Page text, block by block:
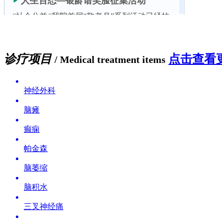
诊疗项目 / Medical treatment items 点击查看
神经外科
脑瘫
癫痫
帕金森
脑萎缩
脑积水
三叉神经痛